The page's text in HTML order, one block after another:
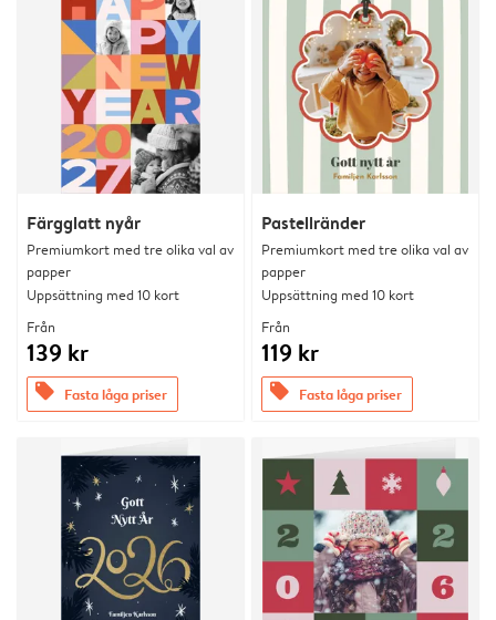
Färgglatt nyår
Premiumkort med tre olika val av
papper
Uppsättning med 10 kort
Från
139 kr
offers Fasta låga priser
Pastellränder
Premiumkort med tre olika val av
papper
Uppsättning med 10 kort
Från
119 kr
offers Fasta låga priser